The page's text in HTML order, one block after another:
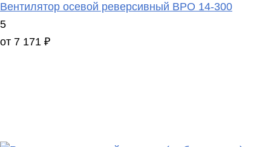
Вентилятор осевой реверсивный ВРО 14-300
5
от 7 171 ₽